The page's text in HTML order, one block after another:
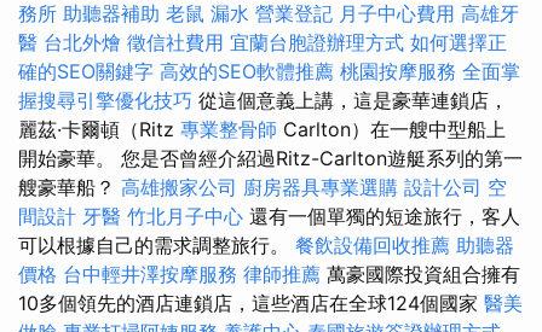
務所 助聽器補助 老鼠 漏水 營業登記 月子中心費用 高雄牙
醫 台北外燴 徵信社費用 宜蘭台胞證辦理方式 如何選擇正
確的SEO關鍵字 高效的SEO軟體推薦 桃園按摩服務 全面掌
握搜尋引擎優化技巧 從這個意義上講，這是豪華連鎖店，
麗茲·卡爾頓（Ritz 專業整骨師 Carlton）在一艘中型船上
開始豪華。 您是否曾經介紹過Ritz-Carlton遊艇系列的第一
艘豪華船？ 高雄搬家公司 廚房器具專業選購 設計公司 空
間設計 牙醫 竹北月子中心 還有一個單獨的短途旅行，客人
可以根據自己的需求調整旅行。 餐飲設備回收推薦 助聽器
價格 台中輕井澤按摩服務 律師推薦 萬豪國際投資組合擁有
10多個領先的酒店連鎖店，這些酒店在全球124個國家 醫美